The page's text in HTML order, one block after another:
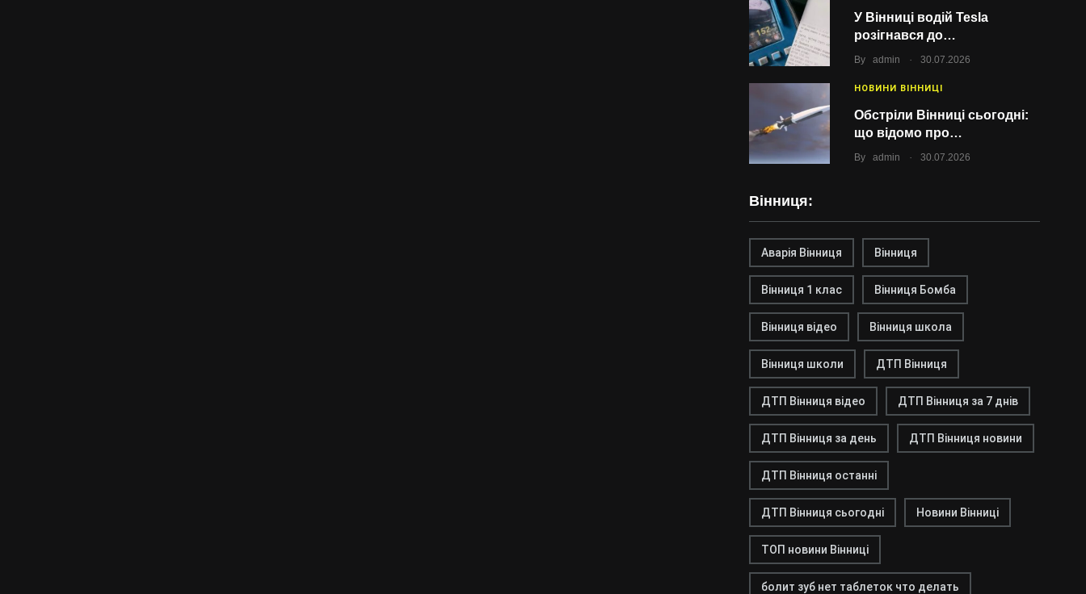
У Вінниці водій Tesla
розігнався до…
By admin . 30.07.2026
НОВИНИ ВІННИЦІ
Обстріли Вінниці сьогодні:
що відомо про…
By admin . 30.07.2026
Вінниця:
Аварія Вінниця Вінниця
Вінниця 1 клас Вінниця Бомба
Вінниця відео Вінниця школа
Вінниця школи ДТП Вінниця
ДТП Вінниця відео ДТП Вінниця за 7 днів
ДТП Вінниця за день ДТП Вінниця новини
ДТП Вінниця останні
ДТП Вінниця сьогодні Новини Вінниці
ТОП новини Вінниці
болит зуб нет таблеток что делать